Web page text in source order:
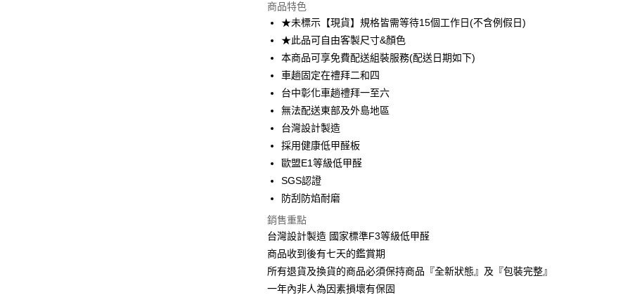
3 期 0 利率 每期 NT$786 21家銀行
合作金庫商業銀行
華南商業銀行
彰化商業銀行
國泰世華商業銀行
臺灣中小企業銀行
匯豐（台灣）商業銀行
聯邦商業銀行
元大商業銀行
台新國際商業銀行
台灣樂天信用卡公司
6 期 0 利率 每期NT$393
合作金庫商業銀行
第一商業銀行
華南商業銀行
上海商業儲蓄銀行
臺灣中小企業銀行
匯豐（台灣）商業銀行
聯邦商業銀行
元大商業銀行
玉山商業銀行
台灣樂天信用卡公司
LINE Pay
Apple Pay
街口支付
悠遊付
Google Pay
大哥付你分期
【大哥付你分期使用說明】
1.本服務由台灣大哥大提供，台灣大哥大用戶可立即使用無須另外申請。
2.付款方式選擇「大哥付你分期」，訂單成立後會自動跳轉到大哥付的交易
流程，驗證手機門號後，選擇欲分期的期數、繳款截止日，確認付款後即
完成交易。
3.實際核准額度、可分期數及費用金額請依後續交易確認頁面所載為準。
AFTEE先享後付
相關說明
AFTEE先享後付是「在收到商品之後才付款」的支付方式。 讓您購物簡單
便利好安心！
ATM付款
商品特色
★未標示【現貨】規格皆需等待15個工作日(不含例假日)
★此品可自由客製尺寸&顏色
本商品可享免費配送組裝服務(配送日期如下)
車趟固定在禮拜二和四
台中彰化車趟禮拜一至六
無法配送東部及外島地區
台灣設計製造
採用健康低甲醛板
歐盟E1等級低甲醛
SGS認證
防刮防焰耐磨
銷售重點
台灣設計製造 國家標準F3等級低甲醛
商品收到後有七天的鑑賞期
所有退貨及換貨的商品必須保持商品『全新狀態』及『包裝完整』
一年內非人為因素損壞有保固